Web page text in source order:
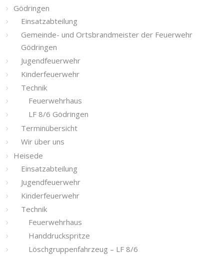
Gödringen
Einsatzabteilung
Gemeinde- und Ortsbrandmeister der Feuerwehr
Gödringen
Jugendfeuerwehr
Kinderfeuerwehr
Technik
Feuerwehrhaus
LF 8/6 Gödringen
Terminübersicht
Wir über uns
Heisede
Einsatzabteilung
Jugendfeuerwehr
Kinderfeuerwehr
Technik
Feuerwehrhaus
Handdruckspritze
Löschgruppenfahrzeug – LF 8/6